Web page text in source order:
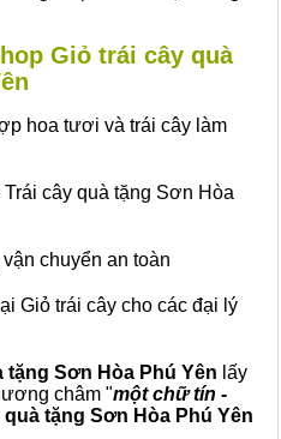
Giỏ trái cây quà
hoa tươi và trái cây làm
cây quà tặng Sơn Hòa
chuyển an toàn
Giỏ trái cây cho các đại lý
tặng Sơn Hòa Phú Yên lấy
châm "một chữ tín -
quà tặng Sơn Hòa Phú Yên